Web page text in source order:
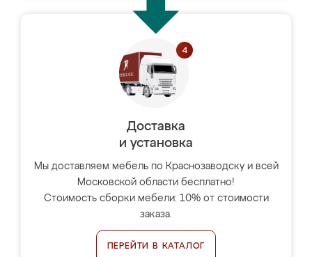
Доставка
и установка
Мы доставляем мебель по Краснозаводску и всей
Московской области бесплатно!
Стоимость сборки мебели: 10% от стоимости
заказа.
ПЕРЕЙТИ В КАТАЛОГ